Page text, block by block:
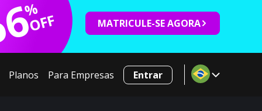
%
OFF MATRICULE-SE AGORA
Planos Para Empresas Entrar